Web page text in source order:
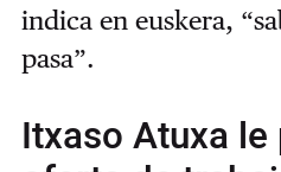
indica en euskera,
pasa”.
Itxaso Atuxa